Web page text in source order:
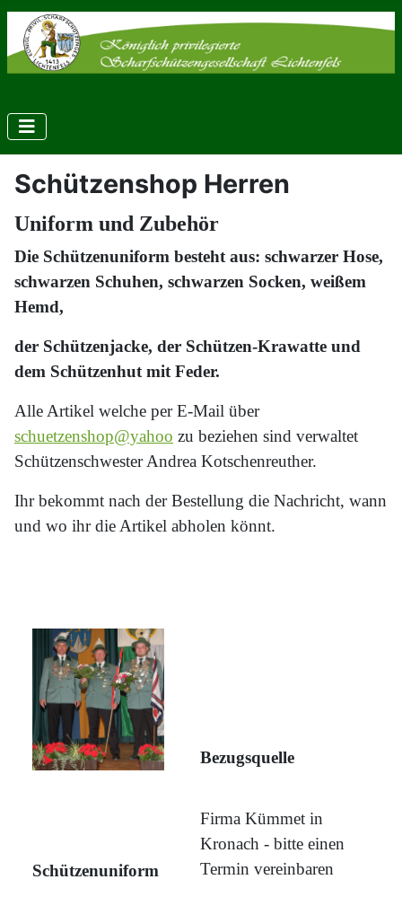
Schützenshop Herren
Uniform und Zubehör
Die Schützenuniform besteht aus: schwarzer Hose,
schwarzen Schuhen, schwarzen Socken, weißem
Hemd,
der Schützenjacke, der Schützen-Krawatte und
dem Schützenhut mit Feder.
Alle Artikel welche per E-Mail über
schuetzenshop@yahoo zu beziehen sind verwaltet
Schützenschwester Andrea Kotschenreuther.
Ihr bekommt nach der Bestellung die Nachricht, wann
und wo ihr die Artikel abholen könnt.
Bezugsquelle
Schützenuniform
Firma Kümmet in
Kronach - bitte einen
Termin vereinbaren